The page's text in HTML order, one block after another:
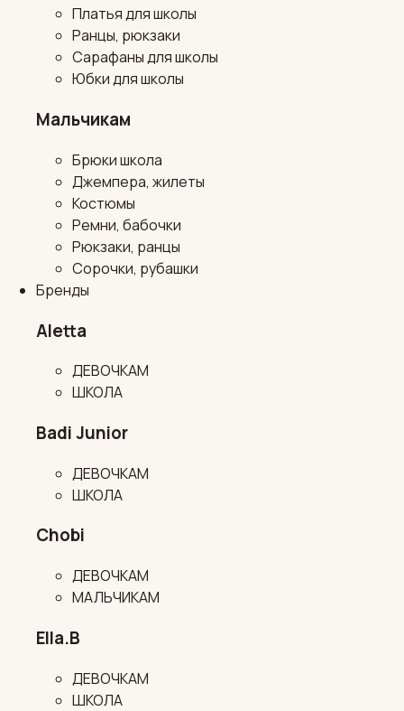
Платья для школы
Ранцы, рюкзаки
Сарафаны для школы
Юбки для школы
Мальчикам
Брюки школа
Джемпера, жилеты
Костюмы
Ремни, бабочки
Рюкзаки, ранцы
Сорочки, рубашки
Бренды
Aletta
ДЕВОЧКАМ
ШКОЛА
Badi Junior
ДЕВОЧКАМ
ШКОЛА
Chobi
ДЕВОЧКАМ
МАЛЬЧИКАМ
Ella.B
ДЕВОЧКАМ
ШКОЛА